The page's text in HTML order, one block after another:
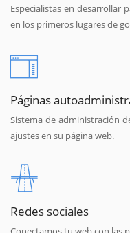
Especialistas en desarrollar
en los primeros lugares de
Páginas
Sistema de administración
ajustes en su página web.
Redes sociales